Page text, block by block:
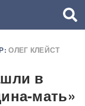
ОЛЕГ КЛЕЙСТ
в
мать»